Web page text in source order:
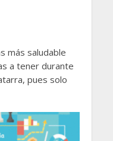
más saludable
a tener durante
pues solo